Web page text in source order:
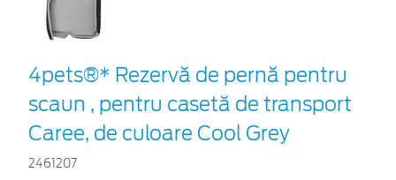
4pets®* Rezervă de pernă pentru
scaun , pentru casetă de transport
Caree, de culoare Cool Grey
2461207